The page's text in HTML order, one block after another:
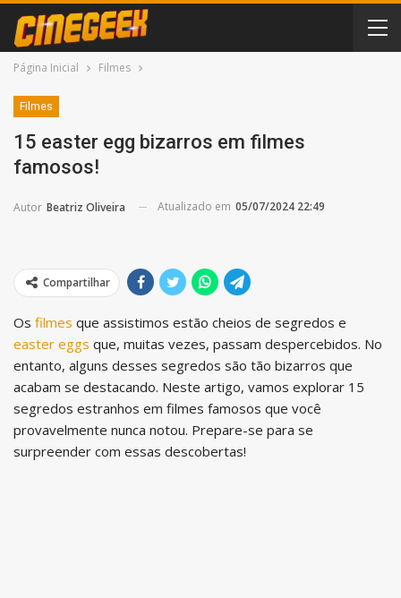
Página Inicial Filmes
Filmes
15 easter egg bizarros em filmes
famosos!
Autor Beatriz Oliveira Atualizado em 05/07/2024 22:49
Compartilhar
Os filmes que assistimos estão cheios de segredos e
easter eggs que, muitas vezes, passam despercebidos. No
entanto, alguns desses segredos são tão bizarros que
acabam se destacando. Neste artigo, vamos explorar 15
segredos estranhos em filmes famosos que você
provavelmente nunca notou. Prepare-se para se
surpreender com essas descobertas!